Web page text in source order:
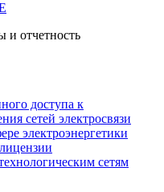
и отчетность
доступа к
сетей электросвязи
электроэнергетики
сетям